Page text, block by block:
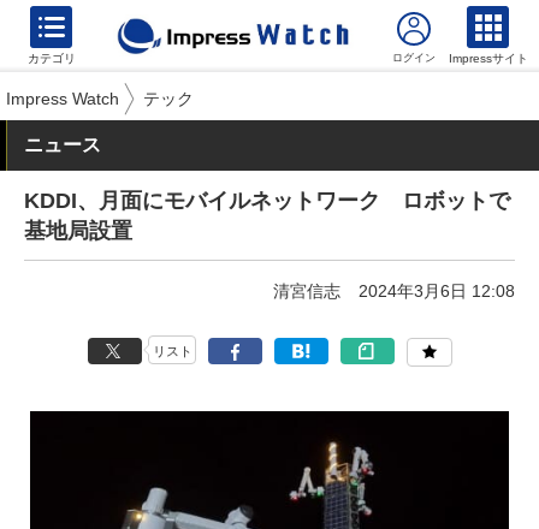
カテゴリ Impressサイト
Impress Watch テック
ニュース
KDDI、月面にモバイルネットワーク ロボットで
基地局設置
清宮信志 2024年3月6日 12:08
リスト